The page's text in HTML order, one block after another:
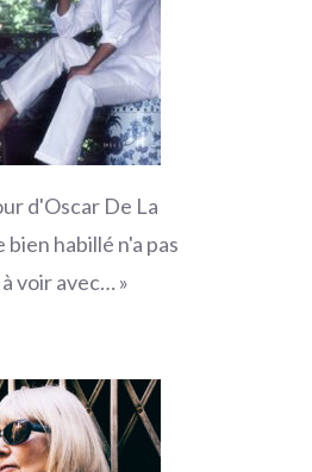
d'Oscar De La
bien habillé n'a pas
voir avec… »